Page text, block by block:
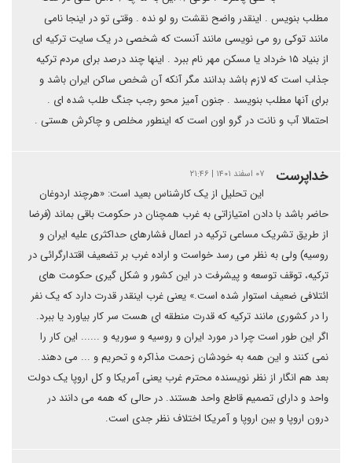
مطلب بنویس . اینقدر واضح نقشت رو لو نده . وقتی تو در اینجا نامی
مانند توکی رو می نویسی مانند آنست که شخصی در یک سایت ترکیه ای
از بنیاد ۱۵ خرداد یا مسکن مهر نام ببرد . اینها چند درصد برای مردم ترکیه
جذاب است که لازم باشد بدانند مگر آنکه آن شخص ساکن ایران باشد و
برای آنها مطلب بنویسد . جنون آمیز محو رجب جنگ طلب شده ای .
احتمالا آب و نانت در گرو اون است که اینطور مخلص و چاکرش هستی .
خداپرست ۰۷ اسفند ۱۴۰۱ | ۲۱:۴۶
این تحلیل از یک کارشناس بعید است: «هرچند اردوغان
حاضر باشد با دادن امتیازاتی به غرب همچنان در حکومت باقی بماند (فرضا
از طریق تشریک مساعی ترکیه در اعمال فشارهای حداکثری علیه ایران و
روسیه) ولی به نظر می رسد خواست و اراده غرب بر تضعیف اقتدارگرائی در
ترکیه، توقف توسعه و پیشرفت در این کشور و شکل گیری حکومت های
ائتلافی ضعیف استوار شده است.» یعنی غرب اینقدر قدرت دارد که یک نفر
را در کشوری مانند ترکیه که قدرت منطقه ای هست سر کار بیاورد یا ببرد.
اگر این طور است چرا در مورد ایران و روسیه و سوریه و ...... این کار را
نمی کنند و این همه به خودشان زحمت مذاکره و تحریم و ... می دهند.
بعد هم انگار از نظر نویسنده محترم غرب یعنی آمریکا و کل اروپا یک دولت
واحد و دارای تصمیم قاطع واحد هستند. در حالی که همه می دانند در
درون اروپا و بین اروپا و آمریکا اختلاف نظر جدی است.